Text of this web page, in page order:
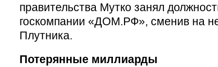
правительства Мутко занял
госкомпании «ДОМ.РФ», сменив на
Плутника.
Потерянные миллиарды